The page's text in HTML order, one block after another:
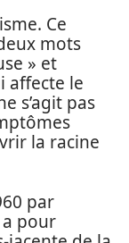
Ce
mots
» et
affecte le
s’agit pas
la racine
par
a pour